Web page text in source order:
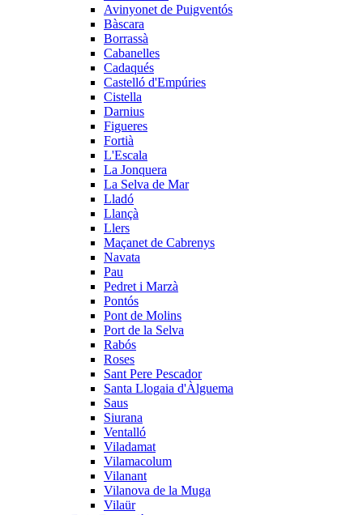
Avinyonet de Puigventós
Bàscara
Borrassà
Cabanelles
Cadaqués
Castelló d'Empúries
Cistella
Darnius
Figueres
Fortià
L'Escala
La Jonquera
La Selva de Mar
Lladó
Llançà
Llers
Maçanet de Cabrenys
Navata
Pau
Pedret i Marzà
Pontós
Pont de Molins
Port de la Selva
Rabós
Roses
Sant Pere Pescador
Santa Llogaia d'Àlguema
Saus
Siurana
Ventalló
Viladamat
Vilamacolum
Vilanant
Vilanova de la Muga
Vilaür